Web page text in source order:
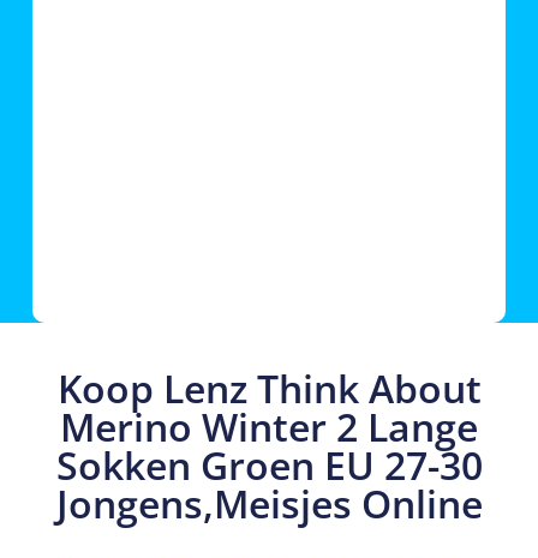
Koop Lenz Think About
Merino Winter 2 Lange
Sokken Groen EU 27-30
Jongens,Meisjes Online